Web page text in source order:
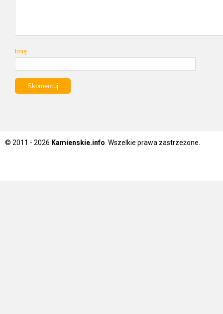
Imię
© 2011 - 2026 Kamienskie.info . Wszelkie prawa zastrzeżone.